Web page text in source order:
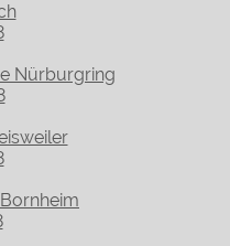
Nürburgring